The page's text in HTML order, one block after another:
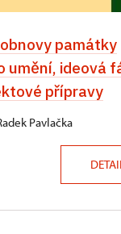
památky
umění, ideová
přípravy
Pavlačka